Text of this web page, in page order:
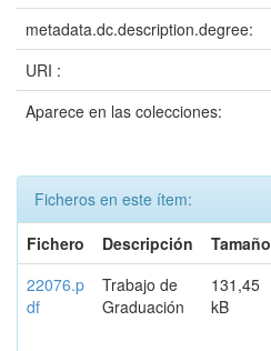
metadata.dc.description.degree:
URI :
Aparece en las colecciones:
Ficheros en este ítem:
Fichero
Descripción Tamaño
22076.p
df
Trabajo de
Graduación
131,45
kB